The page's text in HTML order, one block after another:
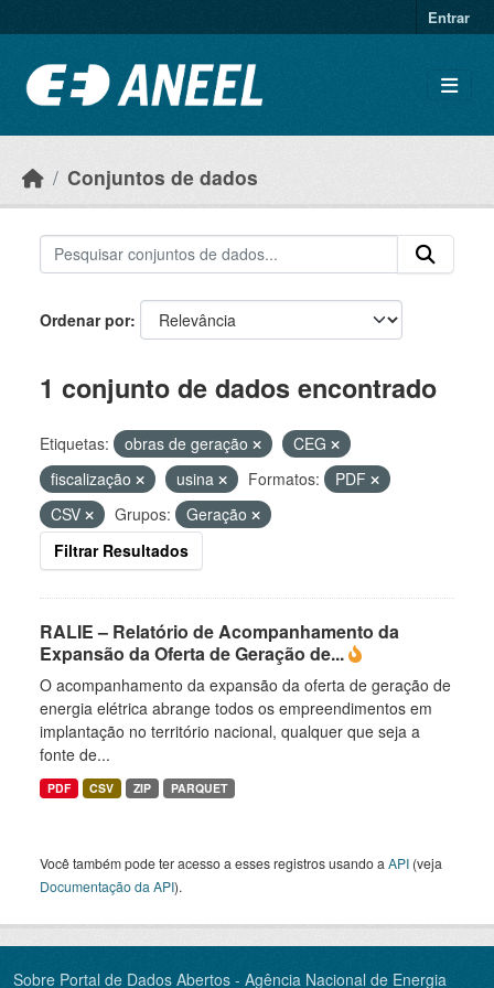
Entrar
Conjuntos de dados
Ordenar por
1 conjunto de dados encontrado
Etiquetas: obras de geração
CEG
fiscalização
usina Formatos:
PDF
CSV
Grupos:
Geração
Filtrar Resultados
RALIE – Relatório de Acompanhamento da
Expansão da Oferta de Geração de...
O acompanhamento da expansão da oferta de geração de
energia elétrica abrange todos os empreendimentos em
implantação no território nacional, qualquer que seja a
fonte de...
PDF CSV ZIP PARQUET
Você também pode ter acesso a esses registros usando a API (veja
Documentação da API).
Sobre Portal de Dados Abertos - Agência Nacional de Energia